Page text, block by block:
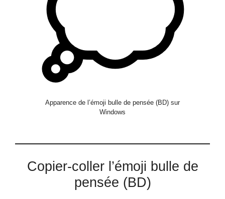
Apparence de l’émoji bulle de pensée (BD) sur
Windows
Copier-coller l’émoji bulle de
pensée (BD)